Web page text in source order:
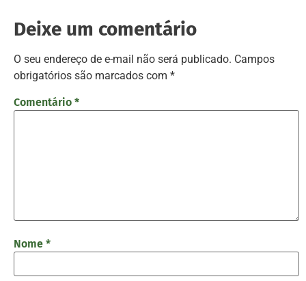
Deixe um comentário
O seu endereço de e-mail não será publicado. Campos
obrigatórios são marcados com *
Comentário *
Nome *